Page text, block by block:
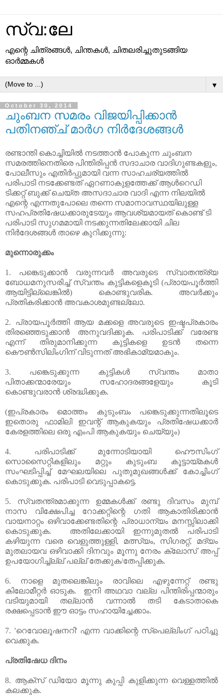
സ്വ:ലേ
എന്റെ ചിത്രങ്ങള്‍, ചിന്തകള്‍, ചിതലരിച്ചുതുടങ്ങിയ
ഓര്‍മ്മകള്‍
▼
October 30, 2014
ചുംബന സമരം വിജയിപ്പിക്കാന്‍
പതിനഞ്ച് മാര്‍ഗ നിര്‍ദേശങ്ങള്‍
രണ്ടാന്തി കൊച്ചിയില്‍ നടത്താന്‍ പോകുന്ന ചുംബന
സമരത്തിനെതിരെ പിന്തിരിപ്പന്‍ സദാചാര വാദിഗുണ്ടകളും,
പോലീസും എതിര്‍പ്പുമായി വന്ന സാഹചര്യത്തില്‍
പരിപാടി നടക്കേണ്ടത് ഏറണാകുളത്തേക്ക് ആള്‍റെഡി
ടിക്കറ്റ് ബുക്ക്‌ ചെയ്ത അസദാചാര വാദി എന്ന നിലയില്‍
എന്റെ എന്നതുപോലെ തന്നെ സമാനാവസ്ഥയിലുള്ള
സഹപ്രതിഷേധക്കാരുടേയും ആവശ്യമായത് കൊണ്ട് ടി
പരിപാടി സുഗമമായി നടക്കുന്നതിലേക്കായി ചില
നിര്‍ദേശങ്ങള്‍ താഴെ കുറിക്കുന്നു:
മുന്നൊരുക്കം
1. പങ്കെടുക്കാന്‍ വരുന്നവര്‍ അവരുടെ സ്വാതന്ത്ര്യ
ബോധമനുസരിച്ച് സ്വന്തം കുട്ടികളെകൂടി (പ്രായപൂര്‍ത്തി
ആയിട്ടില്ലെങ്കില്‍) കൊണ്ടുവരിക. അവര്‍ക്കും
പ്രതികരിക്കാന്‍ അവകാശമുണ്ടല്ലോ.
2. പ്രായപൂര്‍ത്തി ആയ മക്കളെ അവരുടെ ഇഷ്ടപ്രകാരം
തിരഞ്ഞെടുക്കാന്‍ അനുവദിക്കുക. പരിപാടിക്ക് വരേണ്ട
എന്ന് തിരുമാനിക്കുന്ന കുട്ടികളെ ഉടന്‍ തന്നെ
കൌണ്‍സിലിംഗിന് വിടുന്നത് അഭികാമ്യമാകും.
3. പങ്കെടുക്കുന്ന കുട്ടികള്‍ സ്വന്തം മാതാ
പിതാക്കന്മാരേയും സഹോദരങ്ങളേയും കൂടി
കൊണ്ടുവരാന്‍ ശ്രദ്ധിക്കുക.
(ഇപ്രകാരം മൊത്തം കുടുംബം പങ്കെടുക്കുന്നതിലൂടെ
ഇതൊരു ഫാമിലി ഇവന്റ് ആകുകയും പ്രതിഷേധക്കാര്‍
കേരളത്തിലെ ഒരു എംപി ആകുകയും ചെയ്യും)
4. പരിപാടിക്ക് മുന്നോടിയായി ഹൌസിംഗ്
സൊസൈറ്റികളിലും മറ്റും കുടുംബ കൂട്ടായ്മകള്‍
സംഘടിപ്പിച്ച് മേഘലയിലെ പുതുമുഖങ്ങള്‍ക്ക് കോച്ചിംഗ്
കൊടുക്കുക. പരിപാടി വെടുപ്പാകട്ടെ.
5. സ്വതന്ത്രമാക്കുന്ന ഉമ്മകള്‍ക്ക് രണ്ടു ദിവസം മുമ്പ്
നാസ വിക്ഷേപിച്ച റോക്കറ്റിന്റെ ഗതി ആകാതിരിക്കാന്‍
വായനാറ്റം ഒഴിവാക്കേണ്ടതിന്റെ പ്രാധാന്യം മനസ്സിലാക്കി
കൊടുക്കുക.  അതിലേക്കായി ഇന്നുമുതല്‍ പരിപാടി
കഴിയുന്ന വരെ വെളുത്തുള്ളി, മത്സ്യം, സിഗരറ്റ്, മദ്യം
മുതലായവ ഒഴിവാക്കി ദിനവും മൂന്നു നേരം ക്ലോസ് അപ്പ്‌
ഉപയോഗിച്ച്ല്ല് പല്ല് തേക്കുക/തേപ്പിക്കുക.
6. നാളെ മുതലെങ്കിലും രാവിലെ എഴുന്നേറ്റ് രണ്ടു
കിലോമീറ്റര്‍ ഓടുക.  ഇനി അഥവാ വല്ല പിന്തിരിപ്പന്മാരും
വടിയുമായി തല്ലാന്‍ വന്നാല്‍ തടി കേടാതാകെ
രക്ഷപ്പെടാന്‍ ഈ ഓട്ടം സഹായിച്ചേക്കാം.
7. 'റെവോലൂഷനറി' എന്ന വാക്കിന്റെ സ്പെല്ലിംഗ് പഠിച്ചു
വെക്കുക.
പ്രതിഷേധ ദിനം
8. ആക്സ് ഡിയോ മൂന്നു കുപ്പി കുളിക്കുന്ന വെള്ളത്തില്‍
കലക്കുക.